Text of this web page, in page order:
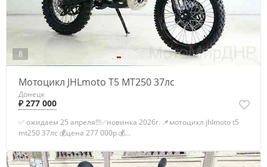
8
Мотоцикл JHLmoto T5 MT250 37лс
Донецк
₽ 277 000
✅ ожидаем 25 апреля!!!✅новинка 2026г. 📌мотоцикл jhlmoto t5
mt250 37лс 💰цена 277 000р 💰...